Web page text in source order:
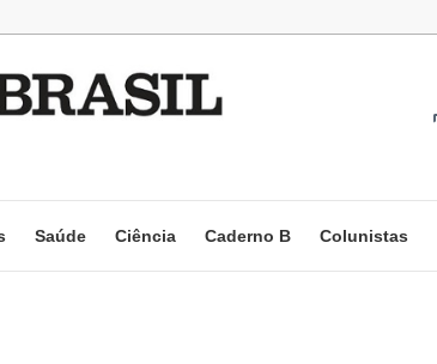
Saúde Ciência Caderno B Colunistas